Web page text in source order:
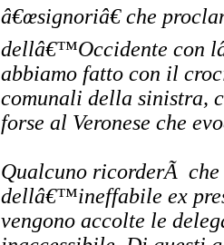
â€œsignoriâ€ che
dellâ€™Occidente con
abbiamo fatto con il
comunali della sinistra,
forse al Veronese che
Qualcuno ricorderÃ
dellâ€™ineffabile ex
vengono accolte le